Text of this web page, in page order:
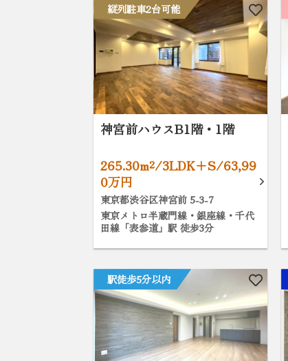
縦列駐車2台可能
神宮前ハウスB1階・1階
265.30m²/3LDK+S/63,99
0万円
東京都渋谷区神宮前 5-3-7
東京メトロ半蔵門線・銀座線・千代
田線「表参道」駅 徒歩3分
駅徒歩5分以内